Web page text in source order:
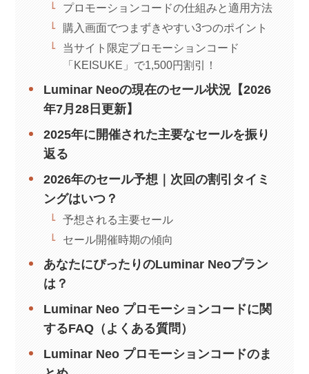
プロモーションコードの仕組みと適用方法
購入画面でつまずきやすい3つのポイント
当サイト限定プロモーションコード
「KEISUKE」で1,500円割引！
Luminar Neoの現在のセール状況【2026
年7月28日更新】
2025年に開催された主要なセールを振り
返る
2026年のセール予想｜次回の割引タイミ
ングはいつ？
予想される主要セール
セール開催時期の傾向
あなたにぴったりのLuminar Neoプラン
は？
Luminar Neo プロモーションコードに関
するFAQ（よくある質問）
Luminar Neo プロモーションコードのま